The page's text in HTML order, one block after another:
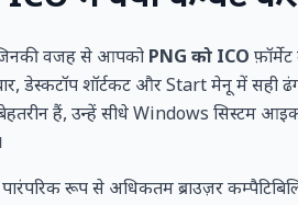
वजह से आपको PNG को ICO
डेस्कटॉप शॉर्टकट और Start मेनू में सही ढंग
हैं, उन्हें सीधे Windows सिस्टम
रूप से अधिकतम ब्राउज़र